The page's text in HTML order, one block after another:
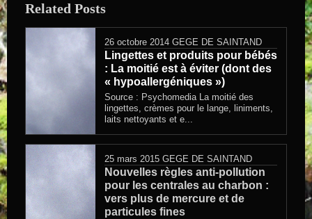
Related Posts
26 octobre 2014 GEGE DE SAINTAND
Lingettes et produits pour bébés
: La moitié est à éviter (dont des
« hypoallergéniques »)
Source : Psychomedia La moitié des
lingettes, crèmes pour le lange, liniments,
laits nettoyants et e...
25 mars 2015 GEGE DE SAINTAND
Nouvelles règles anti-pollution
pour les centrales au charbon :
vers plus de mercure et de
particules fines